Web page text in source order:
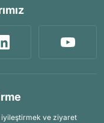
iyileştirmek ve ziyaret